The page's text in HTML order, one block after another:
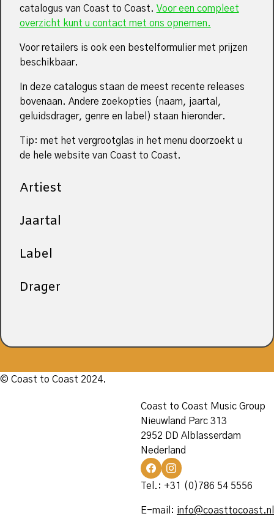
catalogus van Coast to Coast. Voor een compleet
overzicht kunt u contact met ons opnemen.
Voor retailers is ook een bestelformulier met prijzen
beschikbaar.
In deze catalogus staan de meest recente releases
bovenaan. Andere zoekopties (naam, jaartal,
geluidsdrager, genre en label) staan hieronder.
Tip: met het vergrootglas in het menu doorzoekt u
de hele website van Coast to Coast.
Artiest
Jaartal
Label
Drager
© Coast to Coast 2024.
Coast to Coast Music Group
Nieuwland Parc 313
2952 DD Alblasserdam
Nederland
Tel.: +31 (0)786 54 5556
E-mail: info@coasttocoast.nl